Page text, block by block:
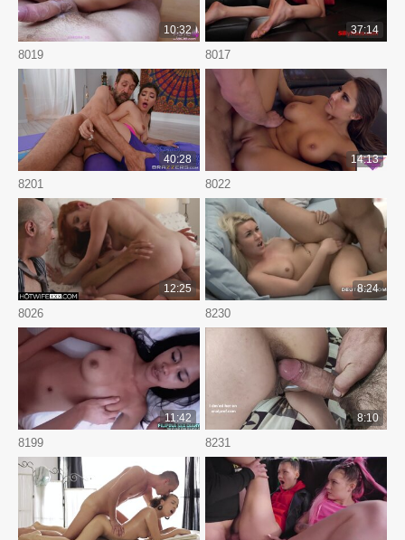
8019
10:32
8017
37:14
8201
40:28
8022
14:13
8026
12:25
8230
8:24
8199
11:42
8231
8:10